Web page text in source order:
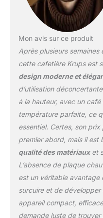
Mon avis sur ce produit
Après plusieurs semaines
cette cafetière Krups est
design moderne et
d’utilisation
à la hauteur, avec un
température parfaite, ce
essentiel. Certes, son
premier abord, mais il est
qualité des matériauxet
L’absence de plaque
est un véritable avantage
surcuire et de développer
appareil compact,
demande juste de